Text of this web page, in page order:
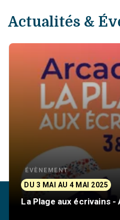
Actualités &
ÉVÈNEMENT
DU 3 MAI AU 4 MAI 2025
La Plage aux écrivains -